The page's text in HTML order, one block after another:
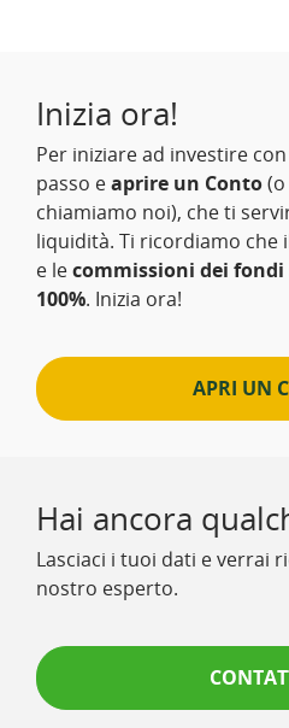
Inizia ora!
Per iniziare ad investire
passo eaprire un Conto
chiamiamo noi), che ti
liquidità. Ti ricordiamo che
e lecommissioni dei
100%. Inizia ora!
APRI UN
Hai ancora
Lasciaci i tuoi dati e verrai
nostro esperto.